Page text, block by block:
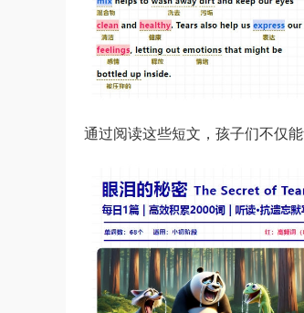
通过阅读这些短文，孩子们不仅